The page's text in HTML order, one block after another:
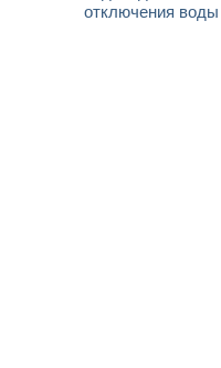
отключения воды